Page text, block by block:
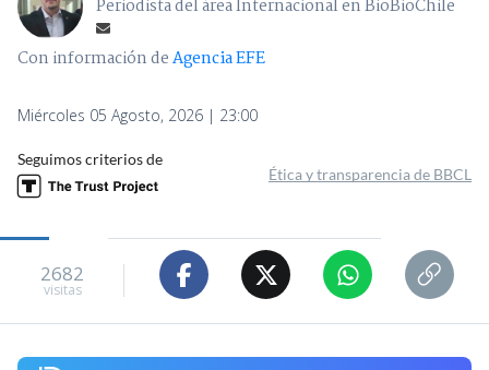
Periodista del área Internacional en BioBioChile
Con información deAgencia EFE
Miércoles 05 Agosto, 2026 | 23:00
Seguimos criterios de
Ética y transparencia de BBCL
2682
visitas